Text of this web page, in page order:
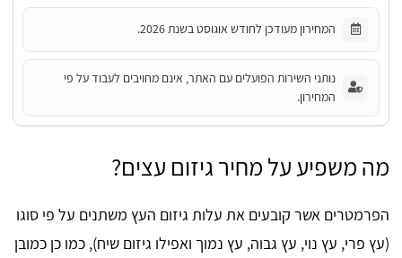
המחירון מעודכן לחודש אוגוסט בשנת 2026.
נותני השירות הפועלים עם האתר, אינם מחויבים לעבוד על פי
המחירון.
מה משפיע על מחיר גיזום עצים?
הפרמטרים אשר קובעים את עלות גיזום העץ משתנים על פי סוגו
(עץ פרי, עץ נוי, עץ גבוה, עץ נמוך ואפילו גיזום שיח), כמו כן כמובן